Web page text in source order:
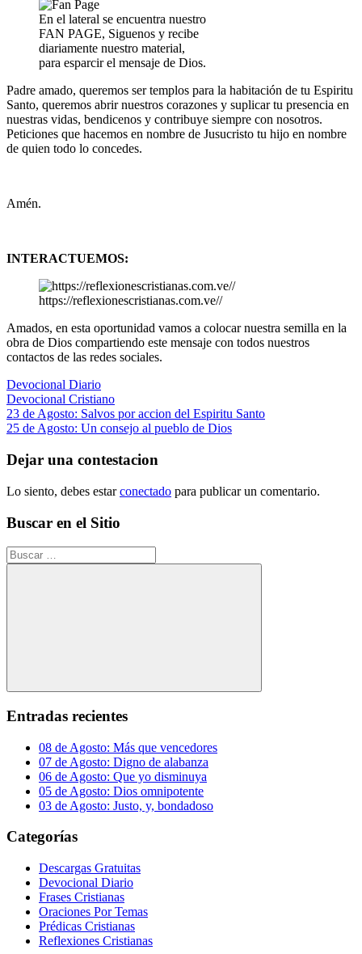
En el lateral se encuentra nuestro
FAN PAGE, Siguenos y recibe
diariamente nuestro material,
para esparcir el mensaje de Dios.
Padre amado, queremos ser templos para la habitación de tu Espiritu
Santo, queremos abrir nuestros corazones y suplicar tu presencia en
nuestras vidas, bendicenos y contribuye siempre con nosotros.
Peticiones que hacemos en nombre de Jusucristo tu hijo en nombre
de quien todo lo concedes.
Amén.
INTERACTUEMOS:
https://reflexionescristianas.com.ve//
Amados, en esta oportunidad vamos a colocar nuestra semilla en la
obra de Dios compartiendo este mensaje con todos nuestros
contactos de las redes sociales.
Devocional Diario
Devocional Cristiano
Navegación
de
entradas
Entrada
anterior:
23 de Agosto: Salvos por accion del Espiritu Santo
Siguiente
25 de Agosto: Un consejo al pueblo de Dios
Dejar una contestacion
Lo siento, debes estarconectado para publicar un comentario.
Buscar en el Sitio
Buscar:
Buscar
Entradas recientes
08 de Agosto: Más que vencedores
07 de Agosto: Digno de alabanza
06 de Agosto: Que yo disminuya
05 de Agosto: Dios omnipotente
03 de Agosto: Justo, y, bondadoso
Categorías
Descargas Gratuitas
Devocional Diario
Frases Cristianas
Oraciones Por Temas
Prédicas Cristianas
Reflexiones Cristianas